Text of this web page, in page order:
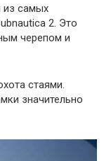
из самых
2. Это
черепом и
стаями.
значительно